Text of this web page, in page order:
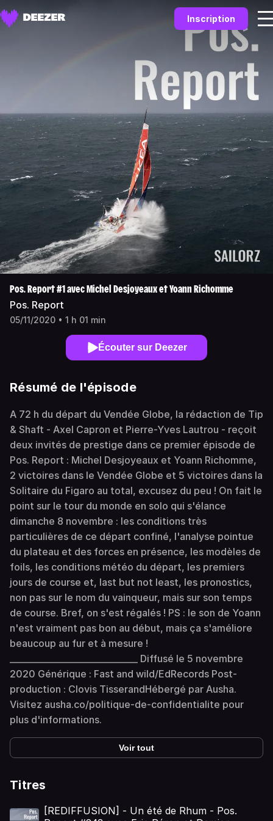
Inscription
Pos. Report #1 avec Michel Desjoyeaux et Yoann Richomme
Pos. Report
05/11/2020 • 1 h 01 min
Écouter sur Deezer
Résumé de l'épisode
A 72 h du départ du Vendée Globe, la rédaction de Tip
& Shaft - Axel Capron et Pierre-Yves Lautrou - reçoit
deux invités de prestige dans ce premier épisode de
Pos. Report : Michel Desjoyeaux et Yoann Richomme,
2 victoires dans le Vendée Globe et 5 victoires dans la
Solitaire du Figaro au total, excusez du peu ! On fait le
point sur le tour du monde en solo qui s'élance
dimanche 8 novembre : les conditions très
particulières de ce départ confiné, l'analyse pointue
du plateau et des forces en présence, les modèles de
foils, les conditions météo du départ, les premiers
jours de course et, last but not least, les pronostics,
non pas sur le nom du vainqueur, mais sur son temps
de course. Bref, on s'est régalés ! PS : le son de Yoann
n'est vraiment pas bon au début, mais ça s'améliore
beaucoup au fur et à mesure !
______________________________ Diffusé le 5 novembre
2020 Générique : Fast and wild/EdRecords Post-
production : Clovis TisserandHébergé par Ausha.
Visitez ausha.co/politique-de-confidentialite pour
plus d'informations.
Voir tout
Titres
[REDIFFUSION] - Un été de Rhum - Pos.